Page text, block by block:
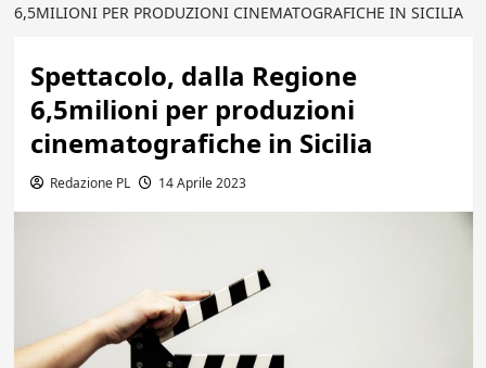
6,5MILIONI PER PRODUZIONI CINEMATOGRAFICHE IN SICILIA
Spettacolo, dalla Regione
6,5milioni per produzioni
cinematografiche in Sicilia
Redazione PL 14 Aprile 2023